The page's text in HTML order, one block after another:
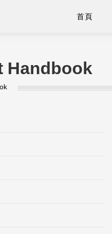
首頁
Handbook